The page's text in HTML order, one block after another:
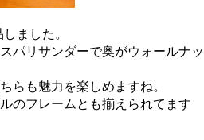
ました。
パリサンダーで奥がウォールナッ
らも魅力を楽しめますね。
のフレームとも揃えられてます